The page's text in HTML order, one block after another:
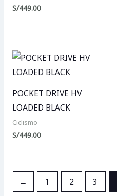
S/449.00
POCKET DRIVE HV
LOADED BLACK
Ciclismo
S/449.00
← 1 2 3